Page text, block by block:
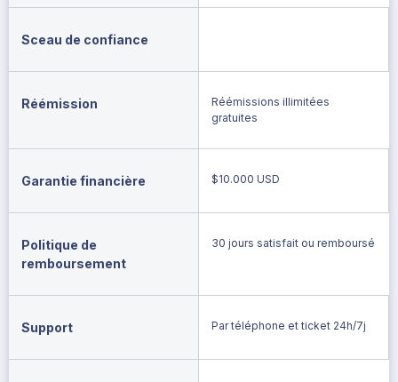
Sceau de confiance
Réémission
Réémissions illimitées
gratuites
Garantie financière $10.000 USD
Politique de
remboursement
30 jours satisfait ou remboursé
Support Par téléphone et ticket 24h/7j